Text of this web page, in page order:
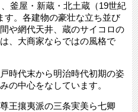
釜屋・新蔵・北土蔵（19世紀
す。各建物の豪壮な立ち並び
や網代天井、蔵のサイコロの
、大商家ならではの風格で
時代末から明治時代初期の姿
の中心をなしています。
王攘夷派の三条実美ら七卿